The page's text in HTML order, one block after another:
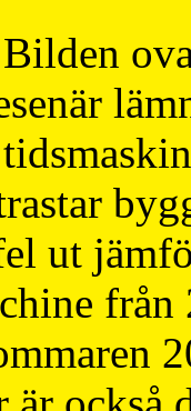
Bilden
ut
från